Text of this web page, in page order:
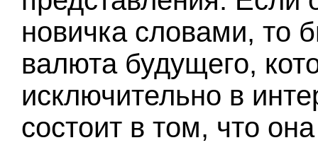
новичка словами, то
валюта будущего,
исключительно в
состоит в том, что